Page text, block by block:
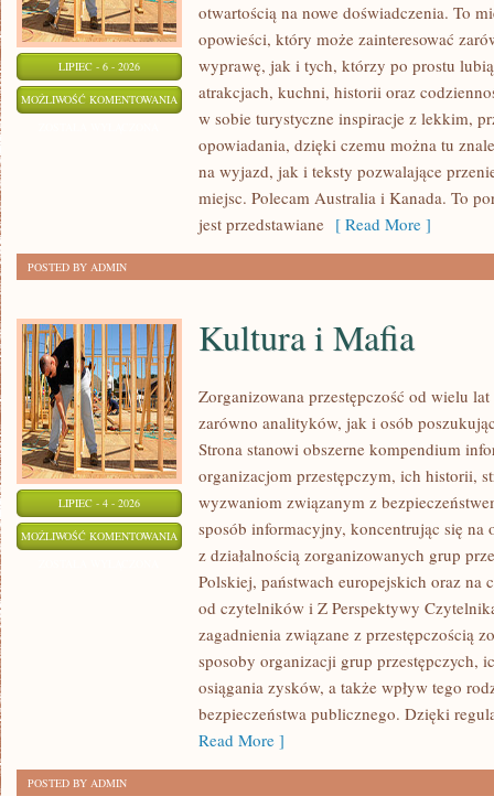
LIPIEC - 6 - 2026
MOŻLIWOŚĆ KOMENTOWANIA MAROKO
otwartością na nowe doświadczenia. To
opowieści, który może zainteresować
wyprawę, jak i tych, którzy po prostu
atrakcjach, kuchni, historii oraz
w sobie turystyczne inspiracje z lekkim,
opowiadania, dzięki czemu można tu
na wyjazd, jak i teksty pozwalające
miejsc. Polecam Australia i Kanada. To
jest przedstawiane [ Read More ]
POSTED BY ADMIN
LIPIEC - 4 - 2026
MOŻLIWOŚĆ KOMENTOWANIA KULTURA
MAFIA
Kultura i Mafia
Zorganizowana przestępczość od wielu
zarówno analityków, jak i osób
Strona stanowi obszerne kompendium
organizacjom przestępczym, ich historii,
wyzwaniom związanym z
sposób informacyjny, koncentrując się
z działalnością zorganizowanych grup
Polskiej, państwach europejskich oraz na
od czytelników i Z Perspektywy
zagadnienia związane z przestępczością
sposoby organizacji grup przestępczych,
osiągania zysków, a także wpływ tego
bezpieczeństwa publicznego. Dzięki
Read More ]
POSTED BY ADMIN